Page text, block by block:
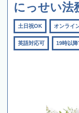
にっせい法
土日祝OK オンライ
英語対応可 19時以